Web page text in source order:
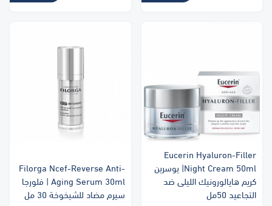
Eucerin Hyaluron-Filler
Night Cream 50ml| يوسرين
كريم هايالورونيك الليلى ضد
التجاعيد 50مل
Filorga Ncef-Reverse Anti-
Aging Serum 30ml | فلورجا
سيرم مضاد للشيخوخة 30 مل